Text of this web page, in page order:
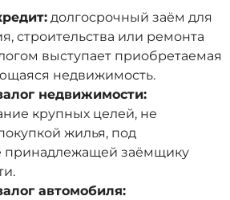
долгосрочный заём для
строительства или ремонта
выступает приобретаемая
недвижимость.
недвижимости:
крупных целей, не
жилья, под
принадлежащей заёмщику
автомобиля: